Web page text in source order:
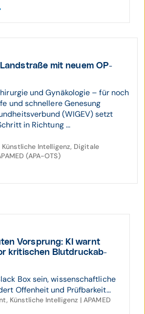
mit neuem OP-
und Gynäkologie – für noch
und schnellere Genesung
(WIGEV) setzt
in Richtung ...
Intelligenz, Digitale
(APA-OTS)
Vor­sprung: KI warnt
kriti­schen Blut­druck­ab­
Box sein, wissenschaftliche
Offenheit und Prüfbarkeit...
Künstliche Intelligenz | APAMED